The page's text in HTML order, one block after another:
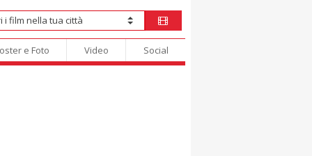
e Foto Video Social